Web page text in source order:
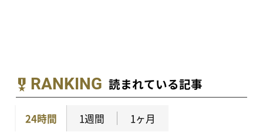
RANKING 読まれている記事
24時間 1週間 1ヶ月